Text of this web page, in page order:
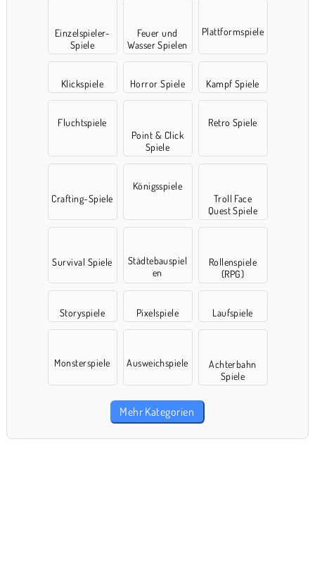
Einzelspieler-
Spiele
Feuer und
Wasser Spielen
Plattformspiele
Klickspiele Horror Spiele Kampf Spiele
Fluchtspiele
Point & Click
Spiele
Retro Spiele
Crafting-Spiele
Königsspiele
Troll Face
Quest Spiele
Survival Spiele
Städtebauspiel
en
Rollenspiele
(RPG)
Storyspiele Pixelspiele Laufspiele
Monsterspiele Ausweichspiele
Achterbahn
Spiele
Mehr Kategorien